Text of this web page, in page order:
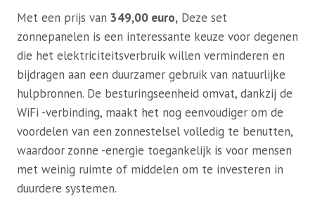
Met een prijs van 349,00 euro, Deze set
zonnepanelen is een interessante keuze voor degenen
die het elektriciteitsverbruik willen verminderen en
bijdragen aan een duurzamer gebruik van natuurlijke
hulpbronnen. De besturingseenheid omvat, dankzij de
WiFi -verbinding, maakt het nog eenvoudiger om de
voordelen van een zonnestelsel volledig te benutten,
waardoor zonne -energie toegankelijk is voor mensen
met weinig ruimte of middelen om te investeren in
duurdere systemen.